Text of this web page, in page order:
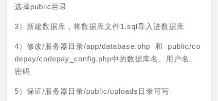
选择public目录
3）新建数据库，将数据库文件1.sql导入进数据库
4）修改/服务器目录/app/database.php 和 public/co
depay/codepay_config.php中的数据库名、用户名、
密码
5）保证/服务器目录/public/uploads目录可写